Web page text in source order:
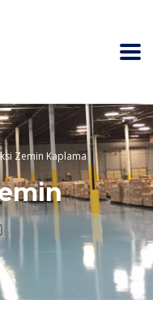
Zemin Kaplama